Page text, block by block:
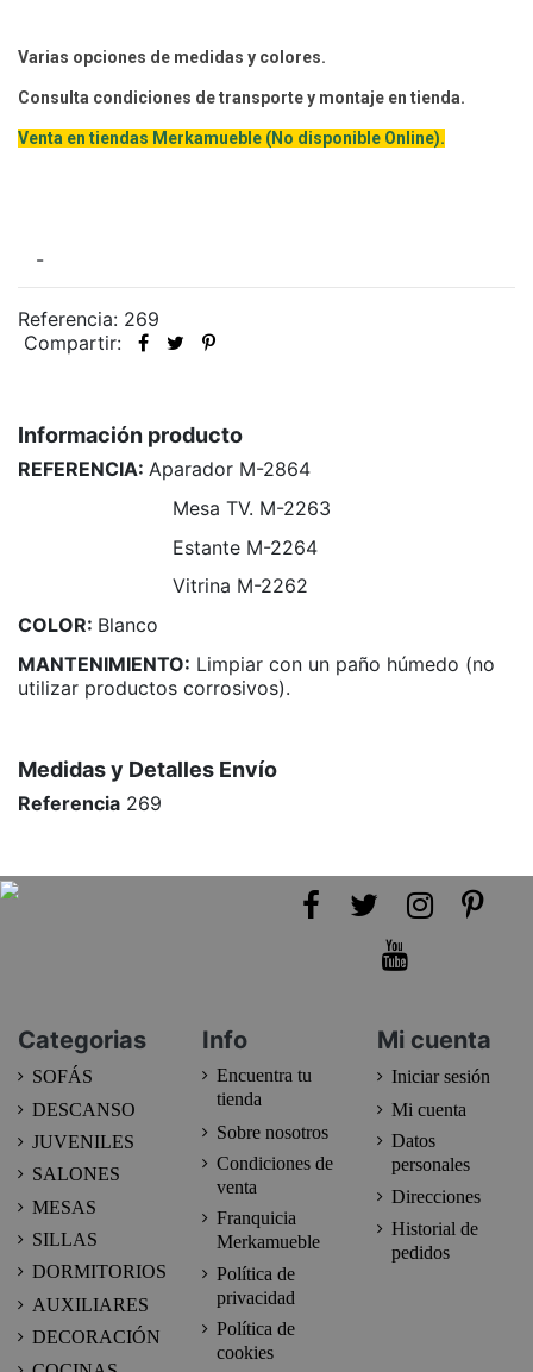
Varias opciones de medidas y colores.
Consulta condiciones de transporte y montaje en tienda.
Venta en tiendas Merkamueble (No disponible Online).
-
Referencia: 269
Compartir:
Información producto
REFERENCIA: Aparador M-2864
Mesa TV. M-2263
Estante M-2264
Vitrina M-2262
COLOR: Blanco
MANTENIMIENTO: Limpiar con un paño húmedo (no
utilizar productos corrosivos).
Medidas y Detalles Envío
Referencia 269
Categorias
SOFÁS
DESCANSO
JUVENILES
SALONES
MESAS
SILLAS
DORMITORIOS
AUXILIARES
DECORACIÓN
Info
Encuentra tu
tienda
Sobre nosotros
Condiciones de
venta
Franquicia
Merkamueble
Política de
privacidad
Política de
cookies
Mi cuenta
Iniciar sesión
Mi cuenta
Datos
personales
Direcciones
Historial de
pedidos